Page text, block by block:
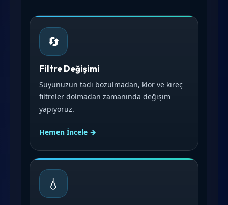
🔄
Filtre Değişimi
Suyunuzun tadı bozulmadan, klor ve kireç
filtreler dolmadan zamanında değişim
yapıyoruz.
Hemen İncele →
💧